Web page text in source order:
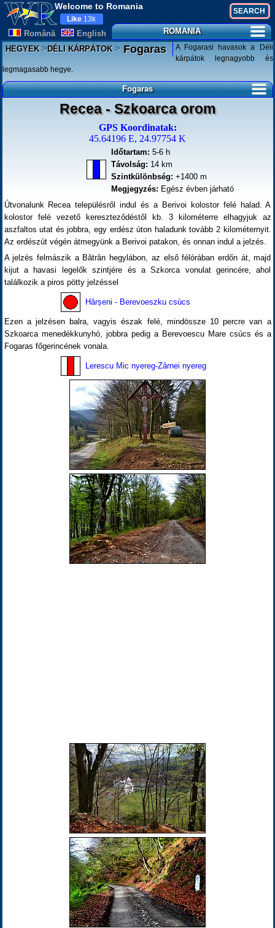
Welcome to Romania
Românã English
Like 13k
ROMANIA
HEGYEK>DÉLI KÁRPÁTOK>Fogaras
A Fogarasi havasok a Déli
kárpátok legnagyobb és
legmagasabb hegye.
Fogaras
Recea - Szkoarca orom
GPS Koordinatak:
45.64196 E, 24.97754 K
Időtartam: 5-6 h
Távolság: 14 km
Szintkülönbség: +1400 m
Megjegyzés: Egész évben járható
Útvonalunk Recea településről indul és a Berivoi kolostor felé halad. A
kolostor felé vezető kereszteződéstől kb. 3 kilométerre elhagyjuk az
aszfaltos utat és jobbra, egy erdész úton haladunk tovább 2 kilométernyit.
Az erdészút végén átmegyünk a Berivoi patakon, és onnan indul a jelzés.
A jelzés felmászik a Bătrân hegylábon, az első félórában erdőn át, majd
kijut a havasi legelők szintjére és a Szkorca vonulat gerincére, ahol
találkozik a piros pötty jelzéssel
Hârșeni - Berevoeszku csúcs
Ezen a jelzésen balra, vagyis észak felé, mindössze 10 percre van a
Szkoarca menedékkunyhó, jobbra pedig a Berevoescu Mare csúcs és a
Fogaras főgerincének vonala.
Lerescu Mic nyereg-Zârnei nyereg